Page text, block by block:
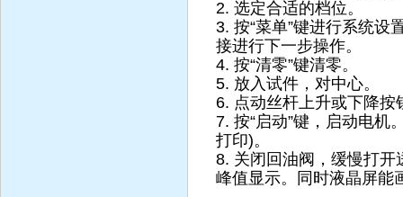
2. 选定合适的档位。
3. 按“菜单”键进行系统设
接进行下一步操作。
4. 按“清零”键清零。
5. 放入试件，对中心。
6. 点动丝杆上升或下降
7. 按“启动”键，启动电
打印)。
8. 关闭回油阀，缓慢打
峰值显示。同时液晶屏能